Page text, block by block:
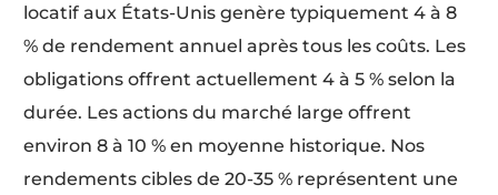
locatif aux États-Unis genère typiquement 4 à 8
% de rendement annuel après tous les coûts. Les
obligations offrent actuellement 4 à 5 % selon la
durée. Les actions du marché large offrent
environ 8 à 10 % en moyenne historique. Nos
rendements cibles de 20-35 % représentent une